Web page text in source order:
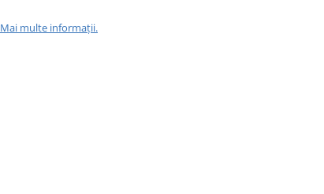
Mai multe informații.